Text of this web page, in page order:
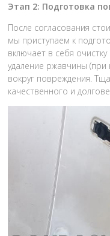
Этап 2: Подготовка
После согласования
мы приступаем к
включает в себя
удаление ржавчины
вокруг повреждения.
качественного и